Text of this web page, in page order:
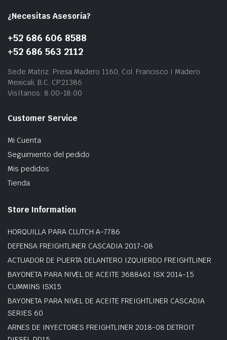
¿Necesitas Asesoría?
+52 686 606 8588
+52 686 563 2112
Sede Matriz: Presa Madero 1160, Col. Francisco I Madero
Mexicali, B.C. CP.21386
Visítanos: 8:00-18:00
Customer Service
Mi Cuenta
Seguimiento del pedido
Mis pedidos
Tienda
Store Information
HORQUILLA PARA CLUTCH A-7786
DEFENSA FREIGHTLINER CASCADIA 2017-08
ACTUADOR DE PUERTA DELANTERO IZQUIERDO FREIGHTLINER
BAYONETA PARA NIVEL DE ACEITE 3688461 ISX 2014-15
CUMMINS ISX15
BAYONETA PARA NIVEL DE ACEITE FREIGHTLINER CASCADIA
SERIES 60
ARNES DE INYECTORES FREIGHTLINER 2018-08 DETROIT